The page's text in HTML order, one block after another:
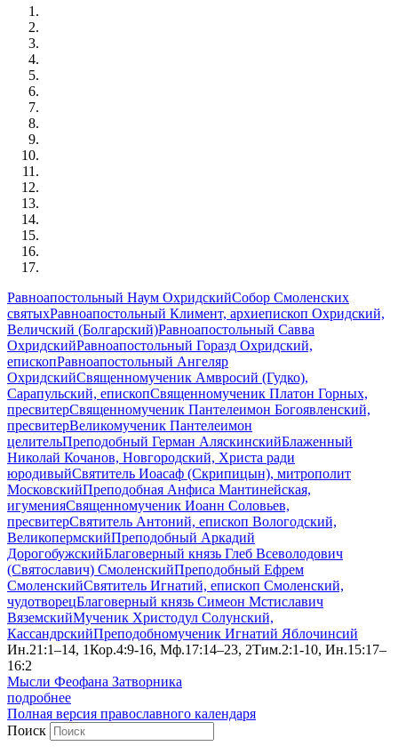
Равноапостольный Наум ОхридскийСобор Смоленских
святыхРавноапостольный Климент, архиепископ Охридский,
Величский (Болгарский)Равноапостольный Савва
ОхридскийРавноапостольный Горазд Охридский,
епископРавноапостольный Ангеляр
ОхридскийСвященномученик Амвросий (Гудко),
Сарапульский, епископСвященномученик Платон Горных,
пресвитерСвященномученик Пантелеимон Богоявленский,
пресвитерВеликомученик Пантелеимон
целительПреподобный Герман АляскинскийБлаженный
Николай Кочанов, Новгородский, Христа ради
юродивыйСвятитель Иоасаф (Скрипицын), митрополит
МосковскийПреподобная Анфиса Мантинейская,
игуменияСвященномученик Иоанн Соловьев,
пресвитерСвятитель Антоний, епископ Вологодский,
ВеликопермскийПреподобный Аркадий
ДорогобужскийБлаговерный князь Глеб Всеволодович
(Святославич) СмоленскийПреподобный Ефрем
СмоленскийСвятитель Игнатий, епископ Смоленский,
чудотворецБлаговерный князь Симеон Мстиславич
ВяземскийМученик Христодул Солунский,
КассандрскийПреподобномученик Игнатий Яблочинсий
Ин.21:1–14, 1Кор.4:9-16, Мф.17:14–23, 2Тим.2:1-10, Ин.15:17–
16:2
Мысли Феофана Затворника
подробнее
Полная версия православного календаря
Поиск